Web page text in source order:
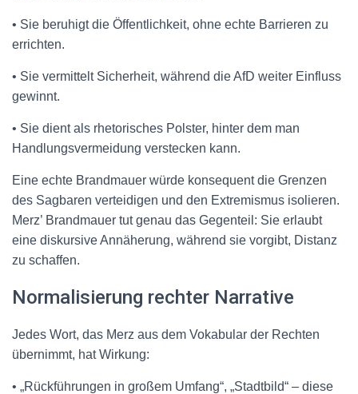
• Sie beruhigt die Öffentlichkeit, ohne echte Barrieren zu
errichten.
• Sie vermittelt Sicherheit, während die AfD weiter Einfluss
gewinnt.
• Sie dient als rhetorisches Polster, hinter dem man
Handlungsvermeidung verstecken kann.
Eine echte Brandmauer würde konsequent die Grenzen
des Sagbaren verteidigen und den Extremismus isolieren.
Merz’ Brandmauer tut genau das Gegenteil: Sie erlaubt
eine diskursive Annäherung, während sie vorgibt, Distanz
zu schaffen.
Normalisierung rechter Narrative
Jedes Wort, das Merz aus dem Vokabular der Rechten
übernimmt, hat Wirkung:
• „Rückführungen in großem Umfang“, „Stadtbild“ – diese